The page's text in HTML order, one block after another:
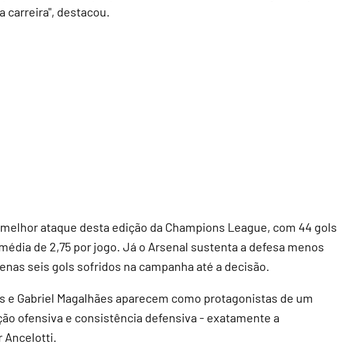
carreira", destacou.
ataque desta edição da Champions League, com 44 gols
de 2,75 por jogo. Já o Arsenal sustenta a defesa menos
seis gols sofridos na campanha até a decisão.
e Gabriel Magalhães aparecem como protagonistas de um
ofensiva e consistência defensiva - exatamente a
Ancelotti.